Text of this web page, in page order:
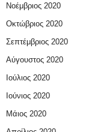
Νοέμβριος 2020
Οκτώβριος 2020
Σεπτέμβριος 2020
Αύγουστος 2020
Ιούλιος 2020
Ιούνιος 2020
Μάιος 2020